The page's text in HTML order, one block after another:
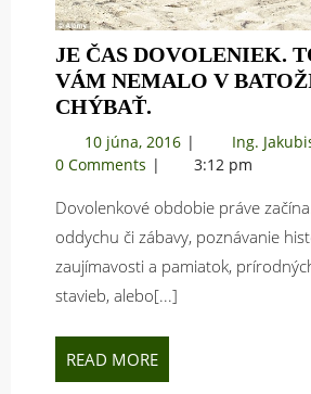
JE ČAS DOVOLENIEK.
VÁM NEMALO V
CHÝBAŤ.
ČAS
DOVOLENIEK.
TOTO
BY
VÁM
NEMALO
V
BATOŽINE
CHÝBAŤ.
10 júna, 2016 10
júna,
Ing.
0 Comments 3:12 pm
Dovolenkové obdobie práve
oddychu či zábavy, poznávanie
zaujímavosti a pamiatok,
stavieb, alebo[...]
READ MOREREAD
MORE